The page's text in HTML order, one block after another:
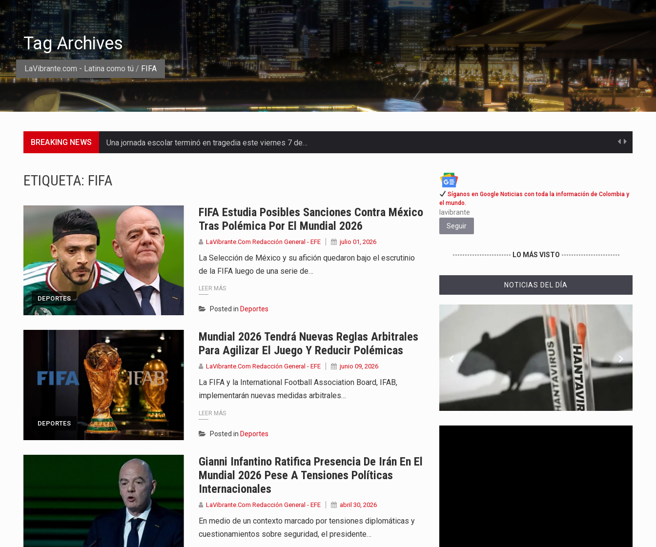
LaVibrante.com - Latina como tú / FIFA
Tag Archives
BREAKING NEWS Una jornada escolar terminó en tragedia este viernes 7 de…
El presidente Abelardo de la Espriella dejó claro que la…
Abelardo de la Espriella asumió este viernes 7 de agosto…
La llegada de Álvaro Uribe Vélez a la ceremonia de…
Con una salva de 21 cañonazos se cumplieron los honores…
El presidente electo Abelardo de la Espriella aseguró que durante…
Con el inicio del gobierno de Abelardo de la Espriella,…
Las autoridades sanitarias de Francia y España mantienen bajo vigilancia…
ETIQUETA: FIFA
DEPORTES
FIFA Estudia Posibles Sanciones Contra México
Tras Polémica Por El Mundial 2026
LaVibrante.Com Redacción General - EFE julio 01, 2026
La Selección de México y su afición quedaron bajo el escrutinio
de la FIFA luego de una serie de…
LEER MÁS
Posted in Deportes
DEPORTES
Mundial 2026 Tendrá Nuevas Reglas Arbitrales
Para Agilizar El Juego Y Reducir Polémicas
LaVibrante.Com Redacción General - EFE junio 09, 2026
La FIFA y la International Football Association Board, IFAB,
implementarán nuevas medidas arbitrales…
LEER MÁS
Posted in Deportes
Gianni Infantino Ratifica Presencia De Irán En El
Mundial 2026 Pese A Tensiones Políticas
Internacionales
LaVibrante.Com Redacción General - EFE abril 30, 2026
En medio de un contexto marcado por tensiones diplomáticas y
cuestionamientos sobre seguridad, el presidente…
Síganos en Google Noticias con toda la información de Colombia y
el mundo.
lavibrante
Seguir
------------------------ LO MÁS VISTO ------------------------
NOTICIAS DEL DÍA